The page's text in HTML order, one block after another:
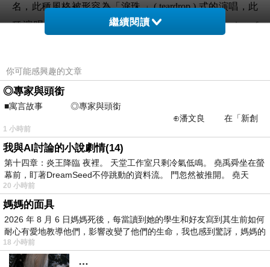
名，此種風格被形容為「淚珠 」( teardrop )式的演唱 ，此
種演唱方式也讓她贏得了「心碎女英雄
( Heroine of
音，唱出了渴望、艱辛的生活和心碎的故事，這些故事反
映了鄉村音樂最深厚的傳統。
正式離婚，主要的原因應該是
Jones的酗酒問題，Wynette並告訴媒體:George是那種無法
容忍幸福的人。如果一切都很順利，他內心深處總有某種
東西驅使他去破壞這一切。在1976 Wynette第四度結婚之
前，曾與演員Burt Reynolds (台譯:畢．雷諾斯)交往，此
位老兄外型粗曠，體毛濃密，台長較有印象的是他曾演出
1972的電影《激流四勇士》。某日晚上，Reynolds在
Wynette家中洗澡，被Wynette發現他昏迷不醒，幸被及時救
繼續閱讀
你可能感興趣的文章
◎專家與頭銜
■寓言故事 ◎專家與頭銜
⊕潘文良 在「新創
之谷」裡——
1 小時前
我與AI討論的小說劇情(14)
第十四章：炎王降臨 夜裡。 天堂工作室只剩冷氣低鳴。 堯禹舜坐在螢
幕前，盯著DreamSeed不停跳動的資料流。 門忽然被推開。 堯天
20 小時前
媽媽的面具
2026 年 8 月 6 日媽媽死後，每當讀到她的學生和好友寫到其生前如何
耐心有愛地教導他們，影響改變了他們的生命，我也感到驚訝，媽媽的
18 小時前
…